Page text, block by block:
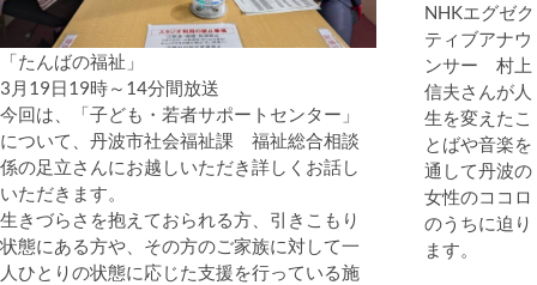
「たんばの福祉」
3月19日19時～14分間放送
今回は、「子ども・若者サポートセンター」
について、丹波市社会福祉課 福祉総合相談
係の足立さんにお越しいただき詳しくお話し
いただきます。
生きづらさを抱えておられる方、引きこもり
状態にある方や、その方のご家族に対して一
人ひとりの状態に応じた支援を行っている施
NHKエグゼク
ティブアナウ
ンサー 村上
信夫さんが人
生を変えたこ
とばや音楽を
通して丹波の
女性のココロ
のうちに迫り
ます。